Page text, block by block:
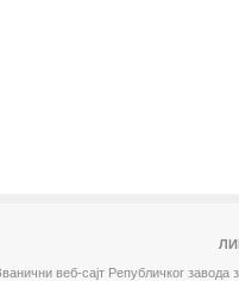
веб-сајт Републичког